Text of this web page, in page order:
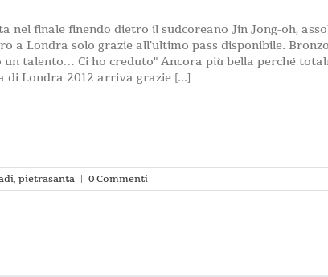
nel finale finendo dietro il sudcoreano Jin Jong-oh,
a Londra solo grazie all’ultimo pass disponibile.
un talento… Ci ho creduto" Ancora più bella perché
di Londra 2012 arriva grazie [...]
, pietrasanta | 0 Commenti